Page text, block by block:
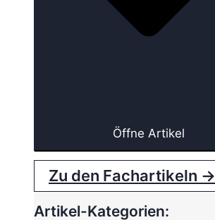
Öffne Artikel
Zu den Fachartikeln →
Artikel-Kategorien: